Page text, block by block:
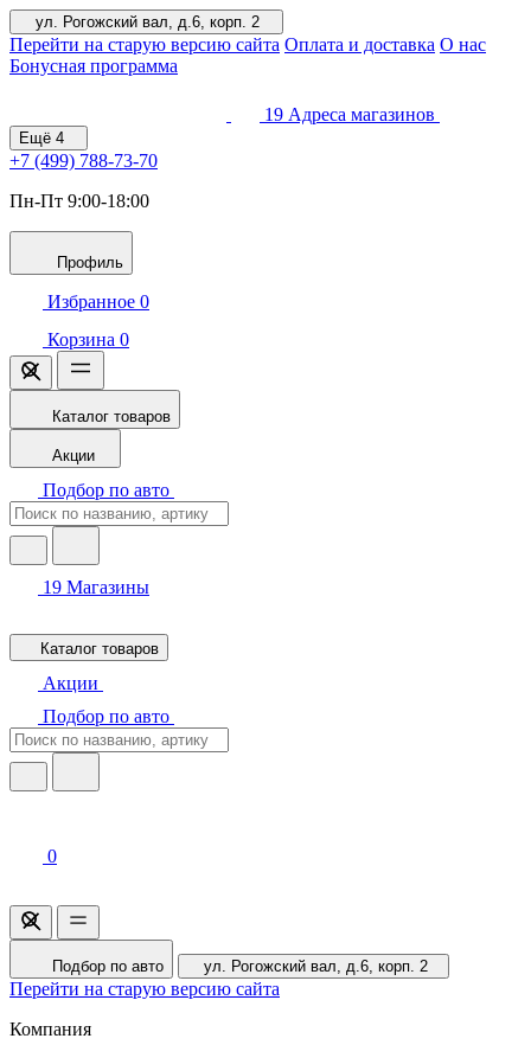
ул. Рогожский вал, д.6, корп. 2
Перейти на старую версию сайта Оплата и доставка О нас
Бонусная программа
19 Адреса магазинов
Ещё 4
+7 (499) 788-73-70
Пн-Пт 9:00-18:00
Профиль
Избранное 0
Корзина 0
Каталог товаров
Акции
Подбор по авто
19 Магазины
Каталог товаров
Акции
Подбор по авто
0
Подбор по авто ул. Рогожский вал, д.6, корп. 2
Перейти на старую версию сайта
Компания